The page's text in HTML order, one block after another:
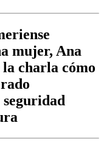
mujer, Ana
charla cómo